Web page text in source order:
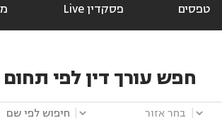
טפסים פסקדין Live
חפש עורך דין לפי